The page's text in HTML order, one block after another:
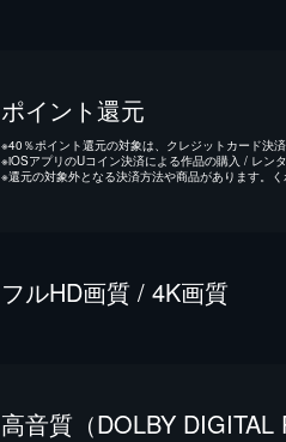
ポイント還元
※40％ポイント還元の対象は、クレジットカード決
※iOSアプリのUコイン決済による作品の購入 / レン
※還元の対象外となる決済方法や商品があります。く
フルHD画質 / 4K画質
⾼⾳質（DOLBY DIGITAL